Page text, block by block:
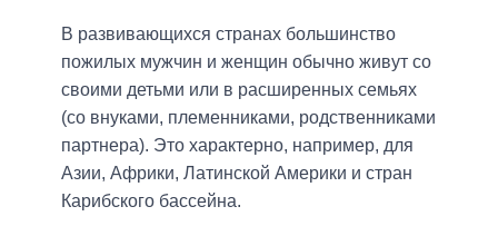
В развивающихся странах большинство
пожилых мужчин и женщин обычно живут со
своими детьми или в расширенных семьях
(со внуками, племенниками, родственниками
партнера). Это характерно, например, для
Азии, Африки, Латинской Америки и стран
Карибского бассейна.